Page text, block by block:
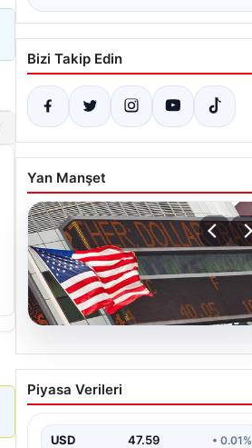
Bizi Takip Edin
Yan Manşet
05.08.2026
FED faiz kararı ne zaman
açıklanacak? Nisan ayı
Piyasa Verileri
USD 47.59 • 0.01%